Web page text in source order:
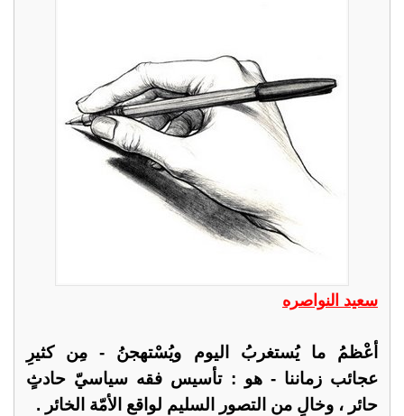
سعيد النواصره
أعْظمُ ما يُستغربُ اليوم ويُسْتهجنُ - مِن كثيرِ
عجائب زماننا - هو : تأسيس فقه سياسيّ حادثٍ
حائر ، وخالٍ من التصور السليم لواقع الأمّة الخائر .